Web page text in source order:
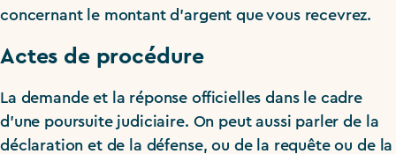
concernant le montant d’argent que vous recevrez.
Actes de procédure
La demande et la réponse officielles dans le cadre
d’une poursuite judiciaire. On peut aussi parler de la
déclaration et de la défense, ou de la requête ou de la